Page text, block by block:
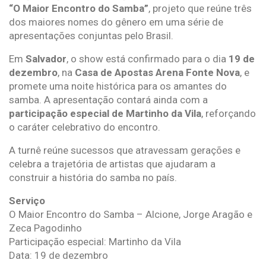
“O Maior Encontro do Samba”, projeto que reúne três
dos maiores nomes do gênero em uma série de
apresentações conjuntas pelo Brasil.
Em Salvador, o show está confirmado para o dia 19 de
dezembro, na Casa de Apostas Arena Fonte Nova, e
promete uma noite histórica para os amantes do
samba. A apresentação contará ainda com a
participação especial de Martinho da Vila, reforçando
o caráter celebrativo do encontro.
A turnê reúne sucessos que atravessam gerações e
celebra a trajetória de artistas que ajudaram a
construir a história do samba no país.
Serviço
O Maior Encontro do Samba – Alcione, Jorge Aragão e
Zeca Pagodinho
Participação especial: Martinho da Vila
Data: 19 de dezembro